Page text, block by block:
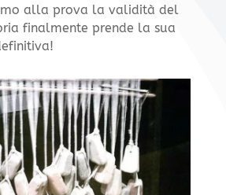
alla prova la validità del
finalmente prende la sua